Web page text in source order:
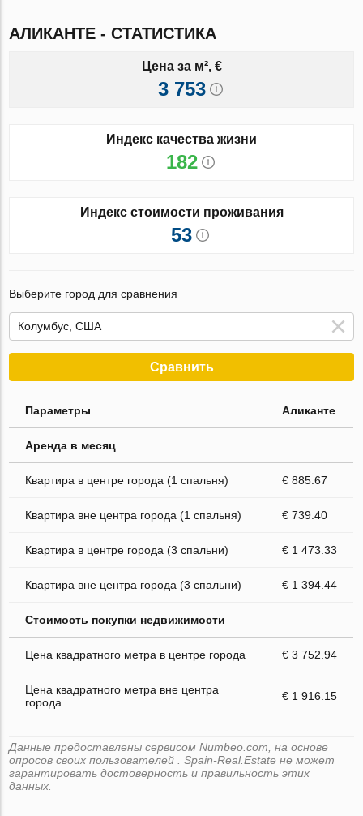
АЛИКАНТЕ - СТАТИСТИКА
Цена за м², €
3 753
Индекс качества жизни
182
Индекс стоимости проживания
53
Выберите город для сравнения
Сравнить
Параметры Аликанте
Аренда в месяц
Квартира в центре города (1 спальня) € 885.67
Квартира вне центра города (1 спальня) € 739.40
Квартира в центре города (3 спальни) € 1 473.33
Квартира вне центра города (3 спальни) € 1 394.44
Стоимость покупки недвижимости
Цена квадратного метра в центре города € 3 752.94
Цена квадратного метра вне центра
города
€ 1 916.15
Данные предоставлены сервисом Numbeo.com, на основе
опросов своих пользователей . Spain-Real.Estate не может
гарантировать достоверность и правильность этих
данных.